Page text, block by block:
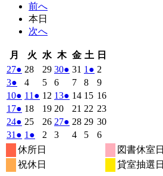
前へ
本日
次へ
月
曜
日
火 火
曜
日
水 水
曜
日
木木
曜
日
金金
曜
日
土 土
曜
日
日
272026
年
7
月
27
日
● (1
件
の
イ
ベ
ン
ト)
282026
7
月
日
292026
年
7
月
29
日
302026
7
月
30
日
● (1
件
の
イ
ベ
ン
31 2026
年
7
月
31
日
1 2026
年
8
月
1
日
● (1
件
の
イ
ベ
ン
ト)
2
年
8
月
2
日
32026
年
8
月
3
日
●
件
の
イ
ベ
ン
ト)
42026
年
8
月
4
日
52026
年
8
月
5
日
62026
年
8
月
6
日
72026
年
8
月
7
日
82026
年
8
月
8
日
92026
年
8
月
9
日
102026
年
8
月
10
日
● (1
件
の
イ
ベ
ン
ト)
11 2026
11
日
● (1
件
の
イ
ベ
ン
ト)
12 2026
年
8
月
12
132026
年
8
月
● (1
件
の
イ
142026
年
8
月
14
152026
年
8
月
15
162026
8
16
172026
年
8
月
17
日
● (1
件
の
イ
ベ
ン
182026
月
18
日
192026
年
8
202026
年
21 2026
年
8
22 2026
年
232026
年
月
242026
年
8
月
24
● (1
件
の
イ
ベ
252026
年
8
月
25
262026
年
272026
● (1
件
282026
年
292026
年
302026
8
月
31 2026
年
8
月
● (1
件
の
イ
1 2026
年
9
月
●
件
の
イ
2 2026
32026
42026
52026
62026
年
9
休所日
図書休室日
祝休日
貸室抽選日